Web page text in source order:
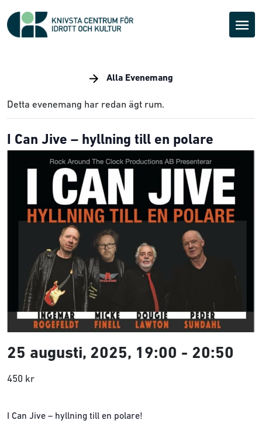
Alla Evenemang
Detta evenemang har redan ägt rum.
I Can Jive – hyllning till en polare
25 augusti, 2025, 19:00 - 20:50
450 kr
I Can Jive – hyllning till en polare!